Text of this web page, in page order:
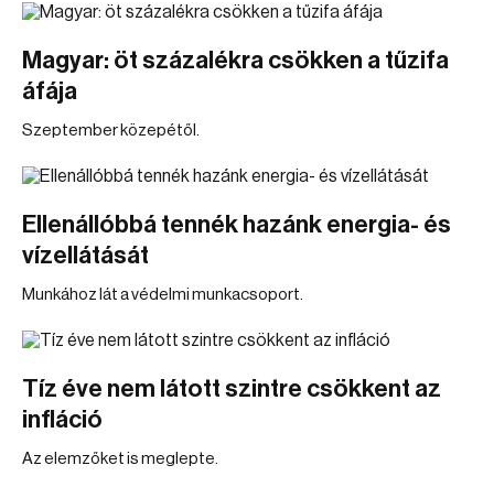
Magyar: öt százalékra csökken a tűzifa
áfája
Szeptember közepétől.
Ellenállóbbá tennék hazánk energia- és
vízellátását
Munkához lát a védelmi munkacsoport.
Tíz éve nem látott szintre csökkent az
infláció
Az elemzőket is meglepte.